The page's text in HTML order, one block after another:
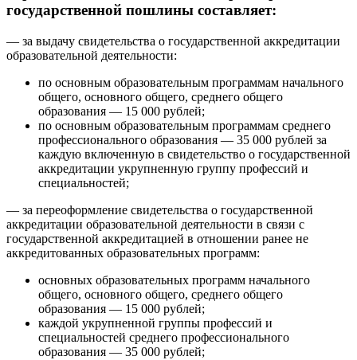
государственной пошлины составляет:
— за выдачу свидетельства о государственной аккредитации
образовательной деятельности:
по основным образовательным программам начального
общего, основного общего, среднего общего
образования — 15 000 рублей;
по основным образовательным программам среднего
профессионального образования — 35 000 рублей за
каждую включенную в свидетельство о государственной
аккредитации укрупненную группу профессий и
специальностей;
— за переоформление свидетельства о государственной
аккредитации образовательной деятельности в связи с
государственной аккредитацией в отношении ранее не
аккредитованных образовательных программ:
основных образовательных программ начального
общего, основного общего, среднего общего
образования — 15 000 рублей;
каждой укрупненной группы профессий и
специальностей среднего профессионального
образования — 35 000 рублей;